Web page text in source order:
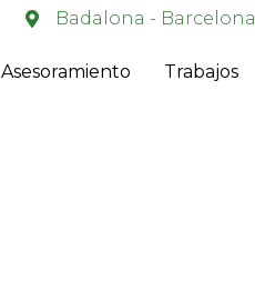
Badalona - Barcelona
Asesoramiento Trabajos